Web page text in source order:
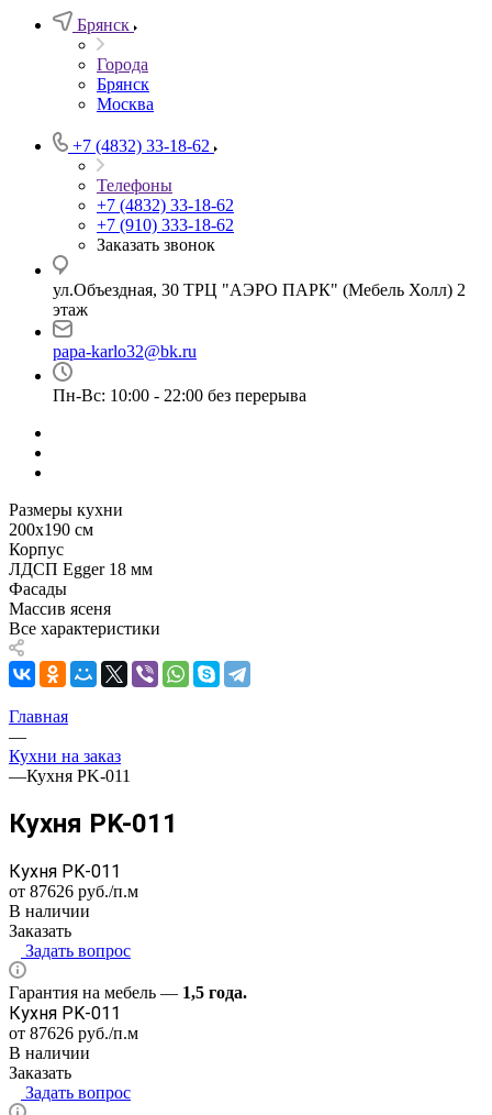
Брянск
Города
Брянск
Москва
+7 (4832) 33-18-62
Телефоны
+7 (4832) 33-18-62
+7 (910) 333-18-62
Заказать звонок
ул.Объездная, 30 ТРЦ "АЭРО ПАРК" (Мебель Холл) 2
этаж
papa-karlo32@bk.ru
Пн-Вс: 10:00 - 22:00 без перерыва
Размеры кухни
200х190 см
Корпус
ЛДСП Egger 18 мм
Фасады
Массив ясеня
Все характеристики
Главная
—
Кухни на заказ
—Кухня PK-011
Кухня PK-011
Кухня PK-011
от 87626 руб./п.м
В наличии
Заказать
Задать вопрос
Гарантия на мебель — 1,5 года.
Кухня PK-011
от 87626 руб./п.м
В наличии
Заказать
Задать вопрос